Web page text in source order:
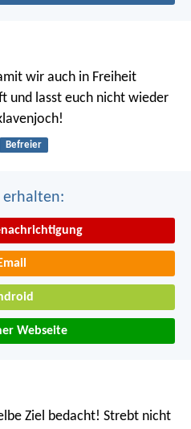
wir auch in Freiheit
und lasst euch nicht wieder
Befreier
erhalten:
Webseite
Ziel bedacht! Strebt nicht